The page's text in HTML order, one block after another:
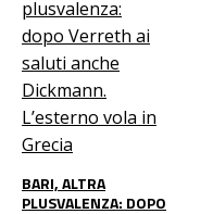
BARI, ALTRA
PLUSVALENZA: DOPO